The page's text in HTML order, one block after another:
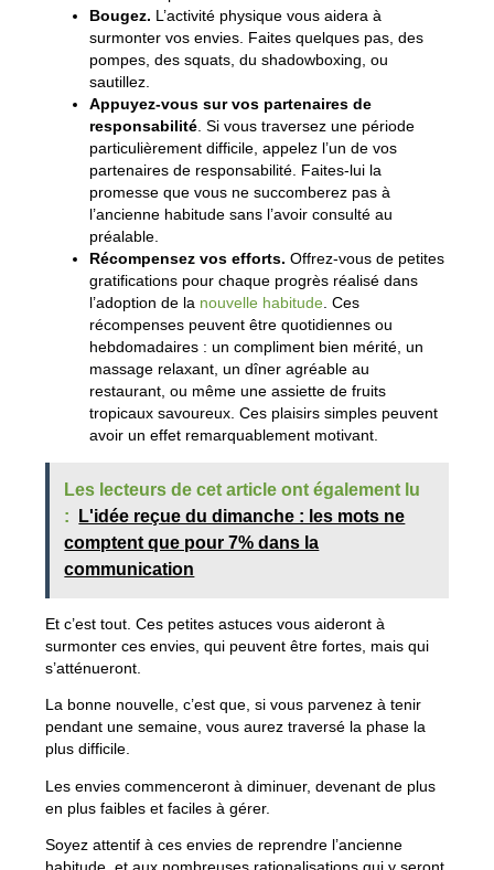
Bougez. L’activité physique vous aidera à
surmonter vos envies. Faites quelques pas, des
pompes, des squats, du shadowboxing, ou
sautillez.
Appuyez-vous sur vospartenaires de
responsabilité. Si vous traversez une période
particulièrement difficile, appelez l’un de vos
partenaires de responsabilité. Faites-lui la
promesse que vous ne succomberez pas à
l’ancienne habitude sans l’avoir consulté au
préalable.
Récompensez vos efforts. Offrez-vous de petites
gratifications pour chaque progrès réalisé dans
l’adoption de la nouvelle habitude. Ces
récompenses peuvent être quotidiennes ou
hebdomadaires : un compliment bien mérité, un
massage relaxant, un dîner agréable au
restaurant, ou même une assiette de fruits
tropicaux savoureux. Ces plaisirs simples peuvent
avoir un effet remarquablement motivant.
Les lecteurs de cet article ont également lu
:
L'idée reçue du dimanche : les mots ne
comptent que pour 7% dans la
communication
Et c’est tout. Ces petites astuces vous aideront à
surmonter ces envies, qui peuvent être fortes, mais qui
s’atténueront.
La bonne nouvelle, c’est que, si vous parvenez à tenir
pendant une semaine, vous aurez traversé la phase la
plus difficile.
Les envies commenceront à diminuer, devenant de plus
en plus faibles et faciles à gérer.
Soyez attentif à ces envies de reprendre l’ancienne